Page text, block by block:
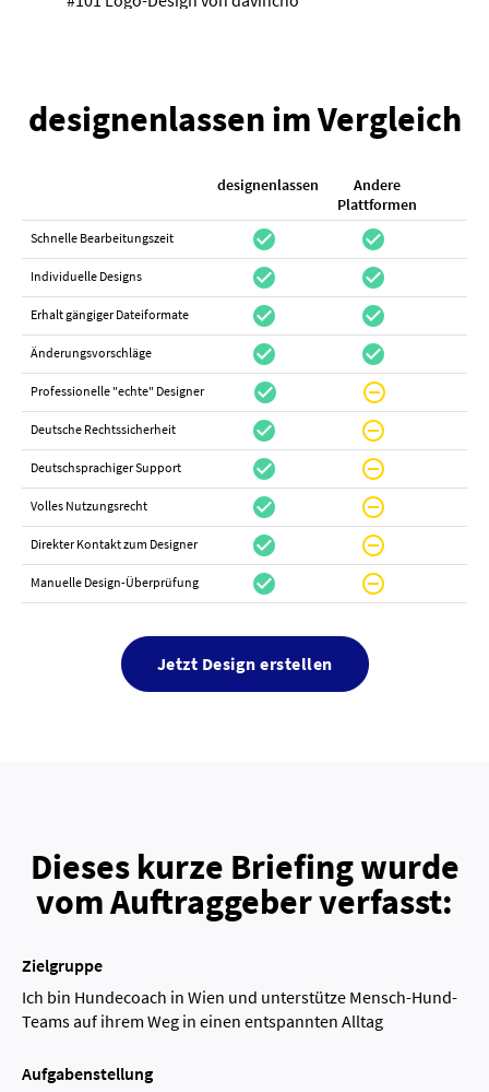
designenlassen im Vergleich
designenlassen
Andere
Plattformen
Schnelle Bearbeitungszeit check_circle check_circle
Individuelle Designs check_circle check_circle
Erhalt gängiger Dateiformate check_circle check_circle
Änderungsvorschläge check_circle check_circle
Professionelle "echte" Designer check_circle do_not_disturb_on
Deutsche Rechtssicherheit check_circle do_not_disturb_on
Deutschsprachiger Support check_circle do_not_disturb_on
Volles Nutzungsrecht check_circle do_not_disturb_on
Direkter Kontakt zum Designer check_circle do_not_disturb_on
Manuelle Design-Überprüfung check_circle do_not_disturb_on
Jetzt Design erstellen
Dieses kurze Briefing wurde
vom Auftraggeber verfasst:
Zielgruppe
Ich bin Hundecoach in Wien und unterstütze Mensch-Hund-
Teams auf ihrem Weg in einen entspannten Alltag
Aufgabenstellung